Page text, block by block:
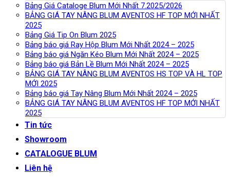
Bảng Giá Cataloge Blum Mới Nhất 7.2025/2026
BẢNG GIÁ TAY NÂNG BLUM AVENTOS HF TOP MỚI NHẤT
2025
Bảng Giá Tip On Blum 2025
Bảng báo giá Ray Hộp Blum Mới Nhất 2024 – 2025
Bảng báo giá Ngăn Kéo Blum Mới Nhất 2024 – 2025
Bảng báo giá Bản Lề Blum Mới Nhất 2024 – 2025
BẢNG GIÁ TAY NÂNG BLUM AVENTOS HS TOP VÀ HL TOP
MỚI 2025
Bảng báo giá Tay Nâng Blum Mới Nhất 2024 – 2025
BẢNG GIÁ TAY NÂNG BLUM AVENTOS HF TOP MỚI NHẤT
2025
Tin tức
Showroom
CATALOGUE BLUM
Liên hệ